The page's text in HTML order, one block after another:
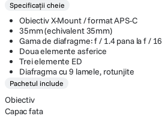
Specificații cheie
Obiectiv X-Mount / format APS-C
35mm (echivalent 35mm)
Gama de diafragme: f / 1.4 pana la f / 16
Doua elemente asferice
Trei elemente ED
Diafragma cu 9 lamele, rotunjite
Pachetul include
Obiectiv
Capac fata